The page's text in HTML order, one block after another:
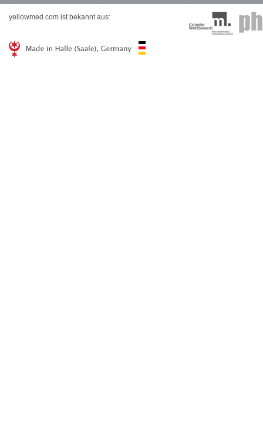
yellowmed.com ist bekannt aus: